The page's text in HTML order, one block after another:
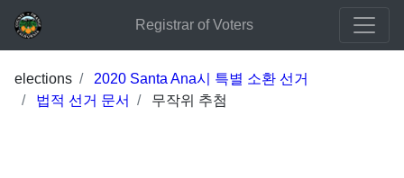
Registrar of Voters
elections
2020 Santa Ana시 특별 소환 선거
법적 선거 문서
무작위 추첨